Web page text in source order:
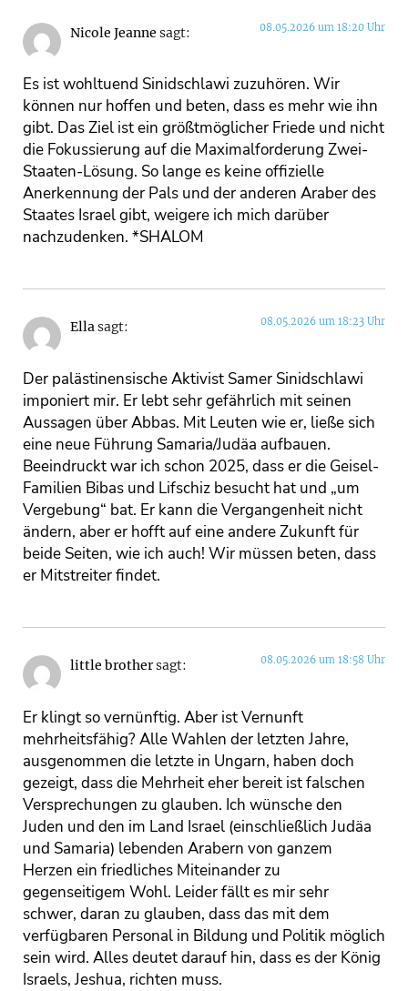
Nicole Jeanne sagt: 08.05.2026 um 18:20 Uhr
Es ist wohltuend Sinidschlawi zuzuhören. Wir
können nur hoffen und beten, dass es mehr wie ihn
gibt. Das Ziel ist ein größtmöglicher Friede und nicht
die Fokussierung auf die Maximalforderung Zwei-
Staaten-Lösung. So lange es keine offizielle
Anerkennung der Pals und der anderen Araber des
Staates Israel gibt, weigere ich mich darüber
nachzudenken. *SHALOM
Ellasagt: 08.05.2026 um 18:23 Uhr
Der palästinensische Aktivist Samer Sinidschlawi
imponiert mir. Er lebt sehr gefährlich mit seinen
Aussagen über Abbas. Mit Leuten wie er, ließe sich
eine neue Führung Samaria/Judäa aufbauen.
Beeindruckt war ich schon 2025, dass er die Geisel-
Familien Bibas und Lifschiz besucht hat und „um
Vergebung“ bat. Er kann die Vergangenheit nicht
ändern, aber er hofft auf eine andere Zukunft für
beide Seiten, wie ich auch! Wir müssen beten, dass
er Mitstreiter findet.
little brothersagt: 08.05.2026 um 18:58 Uhr
Er klingt so vernünftig. Aber ist Vernunft
mehrheitsfähig? Alle Wahlen der letzten Jahre,
ausgenommen die letzte in Ungarn, haben doch
gezeigt, dass die Mehrheit eher bereit ist falschen
Versprechungen zu glauben. Ich wünsche den
Juden und den im Land Israel (einschließlich Judäa
und Samaria) lebenden Arabern von ganzem
Herzen ein friedliches Miteinander zu
gegenseitigem Wohl. Leider fällt es mir sehr
schwer, daran zu glauben, dass das mit dem
verfügbaren Personal in Bildung und Politik möglich
sein wird. Alles deutet darauf hin, dass es der König
Israels, Jeshua, richten muss.